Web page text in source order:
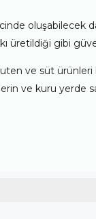
oluşabilecek
üretildiği gibi
ve süt
ve kuru yerde